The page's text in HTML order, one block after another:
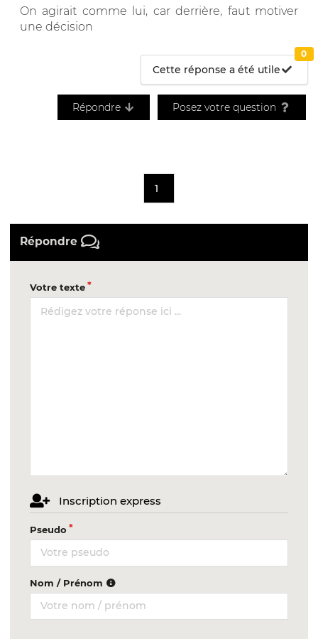
On agirait comme lui, car derrière, faut motiver
une décision
Cette réponse a été utile
0
Répondre Posez votre question
1
Répondre
Votre texte
Inscription express
Pseudo
Nom / Prénom